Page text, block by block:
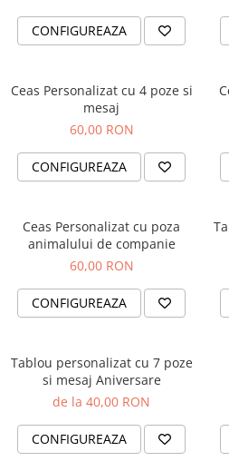
Shaker, Plosca
Cutii si Accesorii pentru Vin
Accesorii de Birou
Pixuri Personalizate
Mousepad-uri
Globuri de Birou
Agende A6
Planner / Jurnal
Articole pentru Casa Personalizate
Ceasuri Personalizate
Rame Foto
Pusculite Personalizate
Brichete Personalizate
Orare Personalizate
CONFIGUREAZA
Ceas Personalizat cu 4 poze si
mesaj
60,00 RON
CONFIGUREAZA
Ceas Personalizat cu poza
animalului de companie
60,00 RON
CONFIGUREAZA
Tablou personalizat cu 7 poze
si mesaj Aniversare
de la 40,00 RON
CONFIGUREAZA